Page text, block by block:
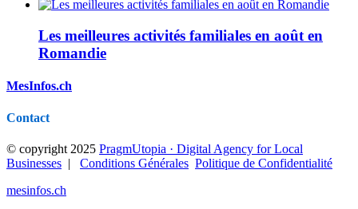
Les meilleures activités familiales en août en
Romandie
MesInfos.ch
Contact
© copyright 2025 PragmUtopia · Digital Agency for Local
Businesses | Conditions Générales Politique de Confidentialité
mesinfos.ch